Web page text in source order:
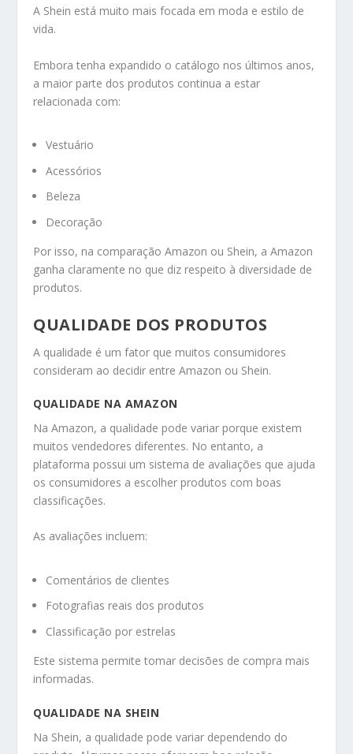
A Shein está muito mais focada em moda e estilo de
vida.
Embora tenha expandido o catálogo nos últimos anos,
a maior parte dos produtos continua a estar
relacionada com:
Vestuário
Acessórios
Beleza
Decoração
Por isso, na comparação Amazon ou Shein, a Amazon
ganha claramente no que diz respeito à diversidade de
produtos.
QUALIDADE DOS PRODUTOS
A qualidade é um fator que muitos consumidores
consideram ao decidir entre Amazon ou Shein.
QUALIDADE NA AMAZON
Na Amazon, a qualidade pode variar porque existem
muitos vendedores diferentes. No entanto, a
plataforma possui um sistema de avaliações que ajuda
os consumidores a escolher produtos com boas
classificações.
As avaliações incluem:
Comentários de clientes
Fotografias reais dos produtos
Classificação por estrelas
Este sistema permite tomar decisões de compra mais
informadas.
QUALIDADE NA SHEIN
Na Shein, a qualidade pode variar dependendo do